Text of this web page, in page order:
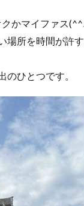
かマイファス
場所を時間が許
ひとつです。